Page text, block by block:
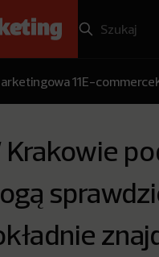
11E-commerce
Krakowie